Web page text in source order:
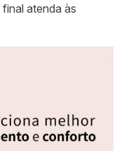
final atenda às